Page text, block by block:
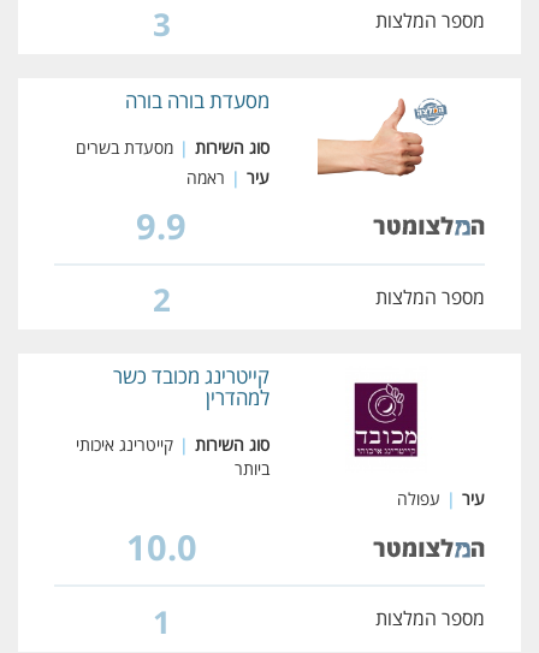
מספר המלצות 3
מסעדת בורה בורה
סוג השירות | מסעדת בשרים
עיר | ראמה
9.9
מספר המלצות 2
קייטרינג מכובד כשר
למהדרין
סוג השירות | קייטרינג איכותי
ביותר
עיר | עפולה
10.0
מספר המלצות 1